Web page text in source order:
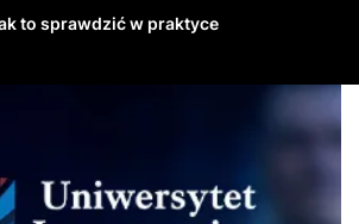
to sprawdzić w praktyce